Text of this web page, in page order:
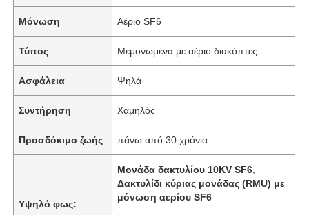
Μόνωση Αέριο SF6
Τύπος Μεμονωμένα με αέριο διακόπτες
Ασφάλεια Ψηλά
Συντήρηση Χαμηλός
Προσδόκιμο ζωής πάνω από 30 χρόνια
Υψηλό φως:
Μονάδα δακτυλίου 10KV SF6
Δακτυλίδι κύριας μονάδας (RMU) με
μόνωση αερίου SF6